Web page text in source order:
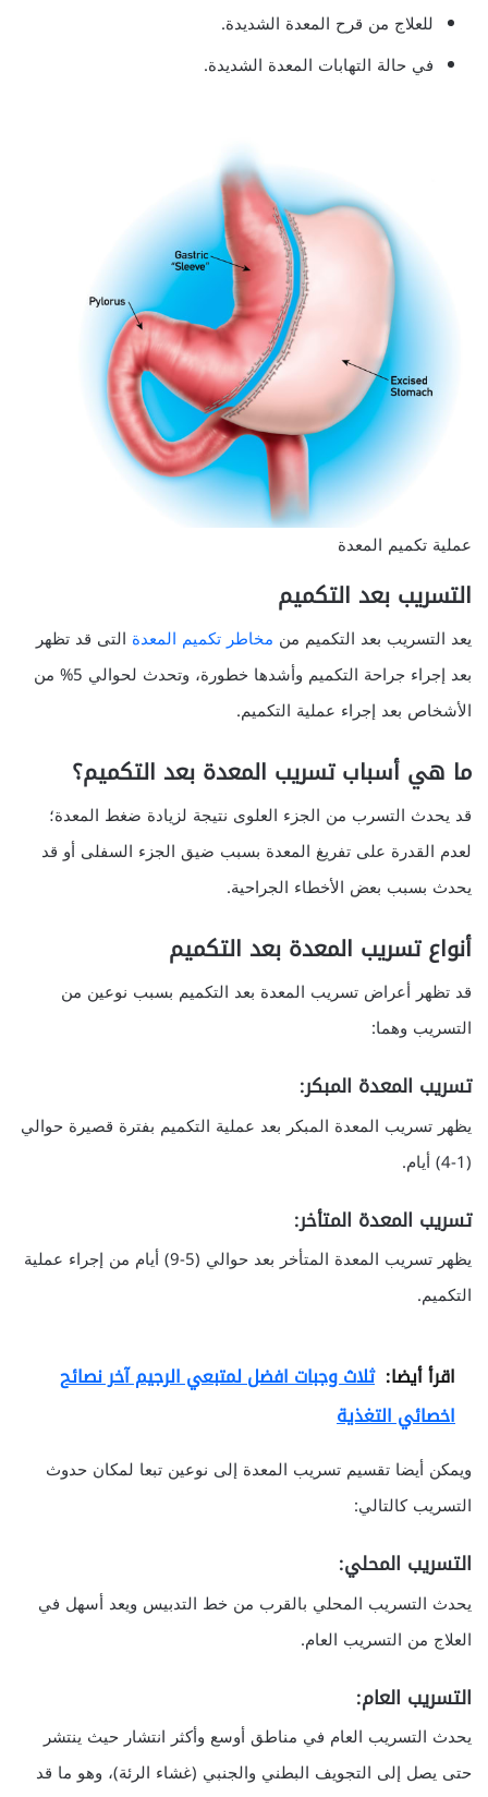
للعلاج من قرح المعدة الشديدة.
في حالة التهابات المعدة الشديدة.
عملية تكميم المعدة
التسريب بعد التكميم
يعد التسريب بعد التكميم من مخاطر تكميم المعدة التى قد تظهر
بعد إجراء جراحة التكميم وأشدها خطورة، وتحدث لحوالي 5% من
الأشخاص بعد إجراء عملية التكميم.
ما هي أسباب تسريب المعدة بعد التكميم؟
قد يحدث التسرب من الجزء العلوى نتيجة لزيادة ضغط المعدة؛
لعدم القدرة على تفريغ المعدة بسبب ضيق الجزء السفلى أو قد
يحدث بسبب بعض الأخطاء الجراحية.
أنواع تسريب المعدة بعد التكميم
قد تظهر أعراض تسريب المعدة بعد التكميم بسبب نوعين من
التسريب وهما:
تسريب المعدة المبكر:
يظهر تسريب المعدة المبكر بعد عملية التكميم بفترة قصيرة حوالي
(1-4) أيام.
تسريب المعدة المتأخر:
يظهر تسريب المعدة المتأخر بعد حوالي (5-9) أيام من إجراء عملية
التكميم.
اقرأ أيضا: ثلاث وجبات افضل لمتبعي الرجيم آخر نصائح
اخصائي التغذية
ويمكن أيضا تقسيم تسريب المعدة إلى نوعين تبعا لمكان حدوث
التسريب كالتالي:
التسريب المحلي:
يحدث التسريب المحلي بالقرب من خط التدبيس ويعد أسهل في
العلاج من التسريب العام.
التسريب العام:
يحدث التسريب العام في مناطق أوسع وأكثر انتشار حيث ينتشر
حتى يصل إلى التجويف البطني والجنبي (غشاء الرئة)، وهو ما قد